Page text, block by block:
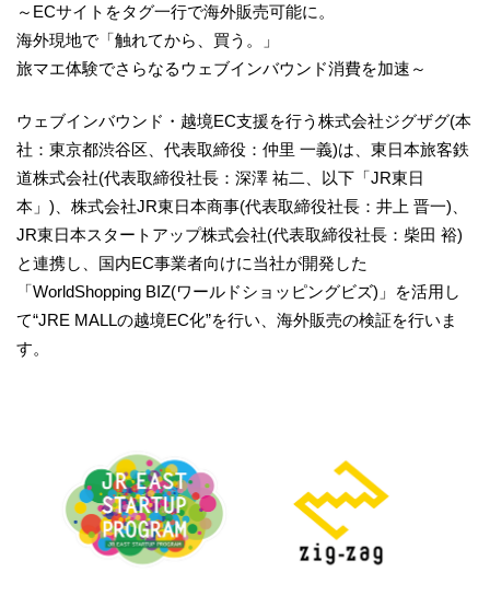
～ECサイトをタグ一行で海外販売可能に。
海外現地で「触れてから、買う。」
旅マエ体験でさらなるウェブインバウンド消費を加速～
ウェブインバウンド・越境EC支援を行う株式会社ジグザグ(本
社：東京都渋谷区、代表取締役：仲里 一義)は、東日本旅客鉄
道株式会社(代表取締役社長：深澤 祐二、以下「JR東日
本」)、株式会社JR東日本商事(代表取締役社長：井上 晋一)、
JR東日本スタートアップ株式会社(代表取締役社長：柴田 裕)
と連携し、国内EC事業者向けに当社が開発した
「WorldShopping BIZ(ワールドショッピングビズ)」を活用し
て“JRE MALLの越境EC化”を行い、海外販売の検証を行いま
す。